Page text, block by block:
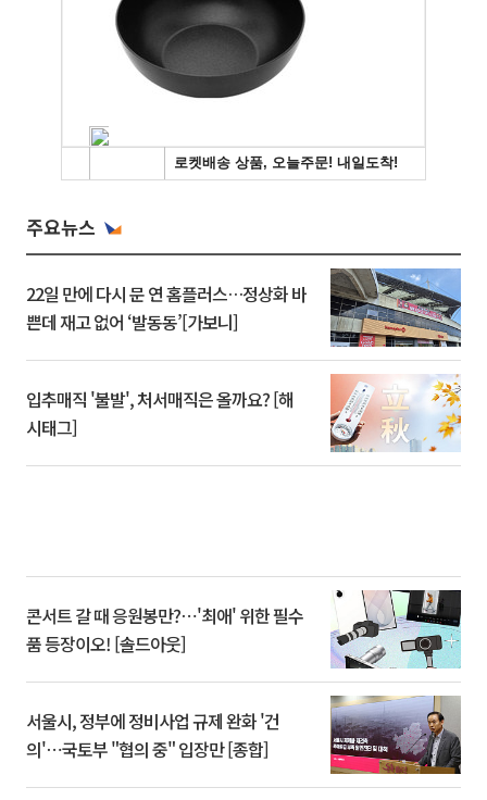
주요뉴스
22일 만에 다시 문 연 홈플러스…정상화 바
쁜데 재고 없어 ‘발동동’[가보니]
입추매직 '불발', 처서매직은 올까요? [해
시태그]
콘서트 갈 때 응원봉만?⋯'최애' 위한 필수
품 등장이오! [솔드아웃]
서울시, 정부에 정비사업 규제 완화 '건
의'⋯국토부 "협의 중" 입장만 [종합]